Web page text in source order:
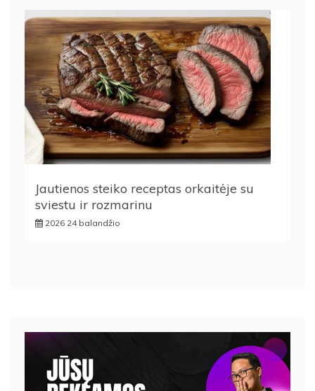
Jautienos steiko receptas orkaitėje su
sviestu ir rozmarinu
2026 24 balandžio